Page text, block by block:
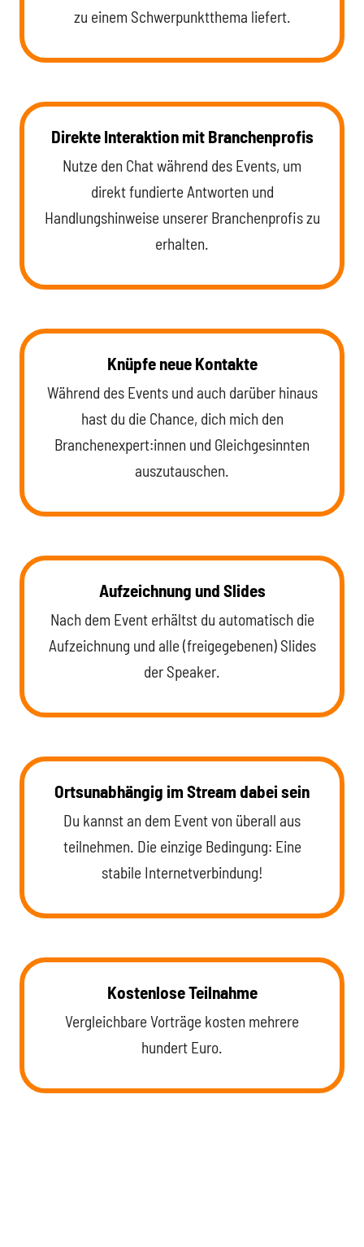
zu einem Schwerpunktthema liefert.
Direkte Interaktion mit Branchenprofis
Nutze den Chat während des Events, um
direkt fundierte Antworten und
Handlungshinweise unserer Branchenprofis zu
erhalten.
Knüpfe neue Kontakte
Während des Events und auch darüber hinaus
hast du die Chance, dich mich den
Branchenexpert:innen und Gleichgesinnten
auszutauschen.
Aufzeichnung und Slides
Nach dem Event erhältst du automatisch die
Aufzeichnung und alle (freigegebenen) Slides
der Speaker.
Ortsunabhängig im Stream dabei sein
Du kannst an dem Event von überall aus
teilnehmen. Die einzige Bedingung: Eine
stabile Internetverbindung!
Kostenlose Teilnahme
Vergleichbare Vorträge kosten mehrere
hundert Euro.